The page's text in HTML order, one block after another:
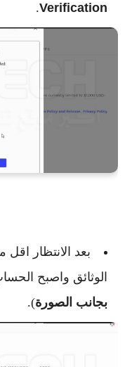
Verification
.
بعد الانتظار اقل
الوثائق واصبح
بجانب الصورة).